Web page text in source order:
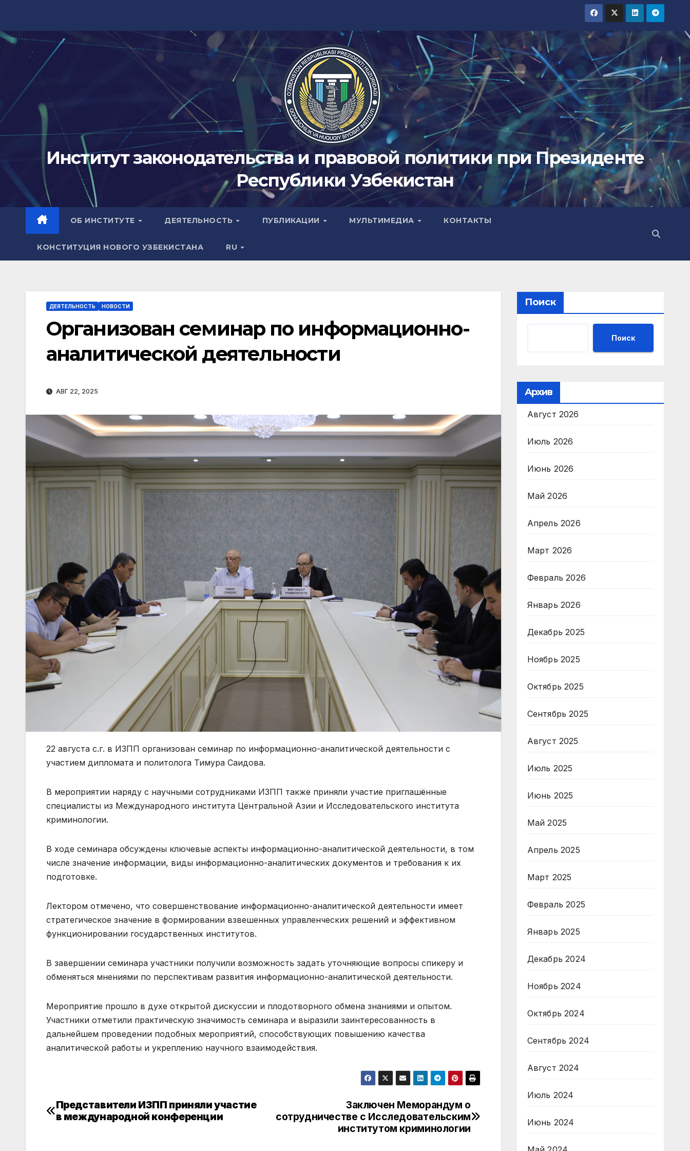
содержимому
Институт законодательства и правовой политики при Президенте
Республики Узбекистан
ОБ ИНСТИТУТЕ ДЕЯТЕЛЬНОСТЬ ПУБЛИКАЦИИ МУЛЬТИМЕДИА КОНТАКТЫ
КОНСТИТУЦИЯ НОВОГО УЗБЕКИСТАНА RU
ДЕЯТЕЛЬНОСТЬ НОВОСТИ
Организован семинар по информационно-
аналитической деятельности
АВГ 22, 2025
22 августа с.г. в ИЗПП организован семинар по информационно-аналитической деятельности с
участием дипломата и политолога Тимура Саидова.
В мероприятии наряду с научными сотрудниками ИЗПП также приняли участие приглашённые
специалисты из Международного института Центральной Азии и Исследовательского института
криминологии.
В ходе семинара обсуждены ключевые аспекты информационно-аналитической деятельности, в том
числе значение информации, виды информационно-аналитических документов и требования к их
подготовке.
Лектором отмечено, что совершенствование информационно-аналитической деятельности имеет
стратегическое значение в формировании взвешенных управленческих решений и эффективном
функционировании государственных институтов.
В завершении семинара участники получили возможность задать уточняющие вопросы спикеру и
обменяться мнениями по перспективам развития информационно-аналитической деятельности.
Мероприятие прошло в духе открытой дискуссии и плодотворного обмена знаниями и опытом.
Участники отметили практическую значимость семинара и выразили заинтересованность в
дальнейшем проведении подобных мероприятий, способствующих повышению качества
аналитической работы и укреплению научного взаимодействия.
Навигация
Заключен Меморандум о
сотрудничестве с Исследовательским
институтом криминологии
Представители ИЗПП приняли участие
в международной конференции
Поиск
Поиск
Архив
Август 2026
Июль 2026
Июнь 2026
Май 2026
Апрель 2026
Март 2026
Февраль 2026
Январь 2026
Декабрь 2025
Ноябрь 2025
Октябрь 2025
Сентябрь 2025
Август 2025
Июль 2025
Июнь 2025
Май 2025
Апрель 2025
Март 2025
Февраль 2025
Январь 2025
Декабрь 2024
Ноябрь 2024
Октябрь 2024
Сентябрь 2024
Август 2024
Июль 2024
Июнь 2024